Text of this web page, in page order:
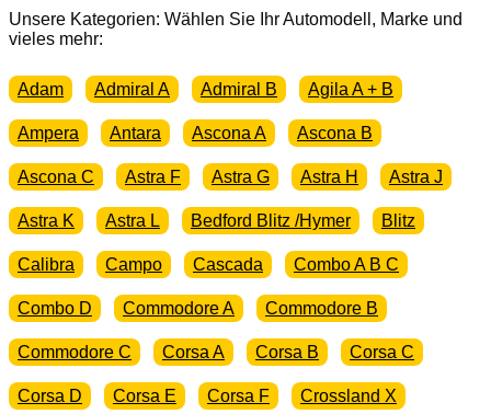
A
Cavalier
B
Calibra
B
Unsere Kategorien: Wählen Sie Ihr Automodell, Marke und
vieles mehr:
Adam Admiral A Admiral B Agila A + B
Ampera Antara Ascona A Ascona B
Ascona C Astra F Astra G Astra H Astra J
Astra K Astra L Bedford Blitz /Hymer Blitz
Calibra Campo Cascada Combo A B C
Combo D Commodore A Commodore B
Commodore C Corsa A Corsa B Corsa C
Corsa D Corsa E Corsa F Crossland X